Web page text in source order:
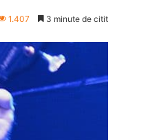
1.407 3 minute de citit